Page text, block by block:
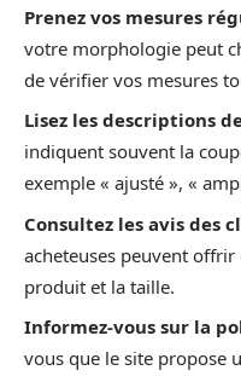
Prenez vos mesures
votre morphologie peut
de vérifier vos mesures
Lisez les descriptions
indiquent souvent la
exemple « ajusté », «
Consultez les avis des
acheteuses peuvent
produit et la taille.
Informez-vous sur la
vous que le site propose